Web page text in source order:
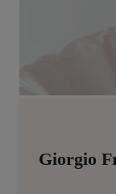
Giorgio